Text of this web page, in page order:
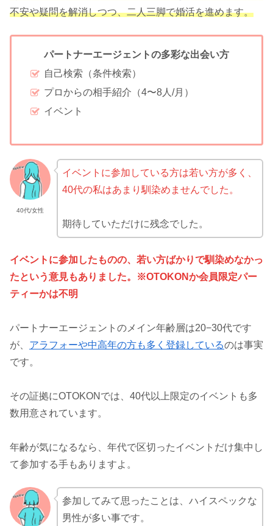
不安や疑問を解消しつつ、二人三脚で婚活を進めます。
パートナーエージェントの多彩な出会い方
自己検索（条件検索）
プロからの相手紹介（4〜8人/月）
イベント
40代/女性
イベントに参加している方は若い方が多く、
40代の私はあまり馴染めませんでした。
期待していただけに残念でした。
イベントに参加したものの、若い方ばかりで馴染めなかっ
たという意見もありました。※OTOKONか会員限定パー
ティーかは不明
パートナーエージェントのメイン年齢層は20−30代です
が、 アラフォーや中高年の方も多く登録しているのは事実
です。
その証拠にOTOKONでは、40代以上限定のイベントも多
数用意されています。
年齢が気になるなら、年代で区切ったイベントだけ集中し
て参加する手もありますよ。
参加してみて思ったことは、ハイスペックな
男性が多い事です。